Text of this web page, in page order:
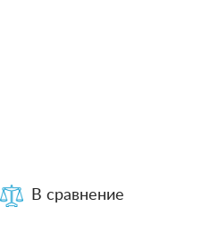
В сравнение